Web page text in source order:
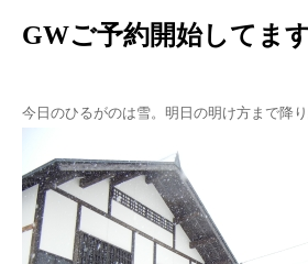
GWご予約開始してます
今日のひるがのは雪。明日の明け方まで降り